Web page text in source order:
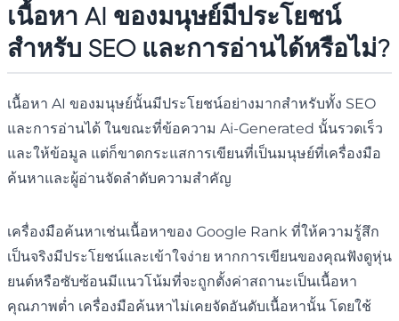
เนื้อหา AI ของมนุษย์มีประโยชน์
สำหรับ SEO และการอ่านได้หรือไม่?
เนื้อหา AI ของมนุษย์นั้นมีประโยชน์อย่างมากสำหรับทั้ง SEO
และการอ่านได้ ในขณะที่ข้อความ Ai-Generated นั้นรวดเร็ว
และให้ข้อมูล แต่ก็ขาดกระแสการเขียนที่เป็นมนุษย์ที่เครื่องมือ
ค้นหาและผู้อ่านจัดลำดับความสำคัญ
เครื่องมือค้นหาเช่นเนื้อหาของ Google Rank ที่ให้ความรู้สึก
เป็นจริงมีประโยชน์และเข้าใจง่าย หากการเขียนของคุณฟังดูหุ่น
ยนต์หรือซับซ้อนมีแนวโน้มที่จะถูกตั้งค่าสถานะเป็นเนื้อหา
คุณภาพต่ำ เครื่องมือค้นหาไม่เคยจัดอันดับเนื้อหานั้น โดยใช้